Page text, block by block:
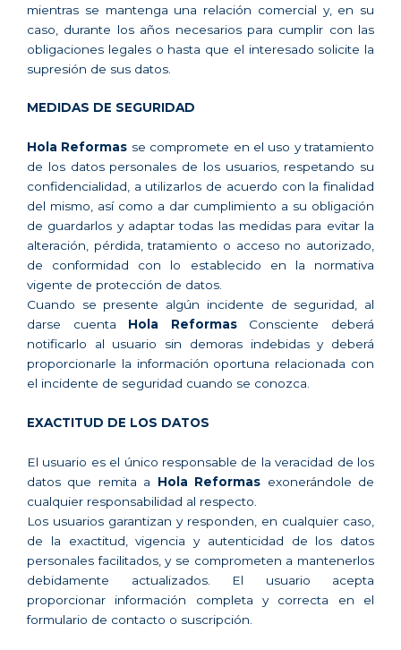
mientras se mantenga una relación comercial y, en su
caso, durante los años necesarios para cumplir con las
obligaciones legales o hasta que el interesado solicite la
supresión de sus datos.
MEDIDAS DE SEGURIDAD
Hola Reformas se compromete en el uso y tratamiento
de los datos personales de los usuarios, respetando su
confidencialidad, a utilizarlos de acuerdo con la finalidad
del mismo, así como a dar cumplimiento a su obligación
de guardarlos y adaptar todas las medidas para evitar la
alteración, pérdida, tratamiento o acceso no autorizado,
de conformidad con lo establecido en la normativa
vigente de protección de datos.
Cuando se presente algún incidente de seguridad, al
darse cuenta Hola ReformasConsciente deberá
notificarlo al usuario sin demoras indebidas y deberá
proporcionarle la información oportuna relacionada con
el incidente de seguridad cuando se conozca.
EXACTITUD DE LOS DATOS
El usuario es el único responsable de la veracidad de los
datos que remita a Hola Reformas exonerándole de
cualquier responsabilidad al respecto.
Los usuarios garantizan y responden, en cualquier caso,
de la exactitud, vigencia y autenticidad de los datos
personales facilitados, y se comprometen a mantenerlos
debidamente actualizados. El usuario acepta
proporcionar información completa y correcta en el
formulario de contacto o suscripción.